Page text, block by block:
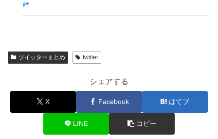
ツイッターまとめ twitter
シェアする
X Facebook はてブ
LINE コピー